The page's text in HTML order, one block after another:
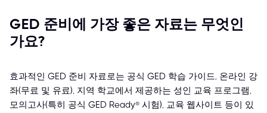
GED 준비에 가장 좋은 자료는 무엇인
가요?
효과적인 GED 준비 자료로는 공식 GED 학습 가이드, 온라인 강
좌(무료 및 유료), 지역 학교에서 제공하는 성인 교육 프로그램,
모의고사(특히 공식 GED Ready® 시험), 교육 웹사이트 등이 있